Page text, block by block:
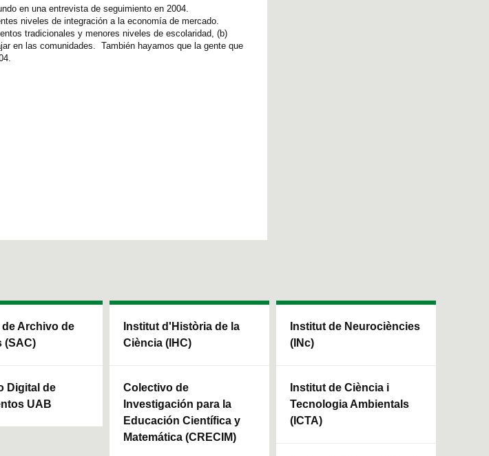
en una entrevista de seguimiento en 2004.
niveles de integración a la economía de mercado.
tradicionales y menores niveles de escolaridad, (b)
en las comunidades. También hayamos que la gente que
Archivo de
(SAC)
Digital de
UAB
Institut d'Història de la
Ciència (IHC)
Colectivo de
Investigación para la
Educación Científica y
Matemática (CRECIM)
Institut de Neurociències
(INc)
Institut de Ciència i
Tecnologia Ambientals
(ICTA)